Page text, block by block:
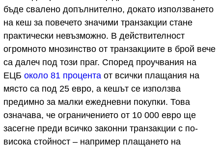
бъде свалено допълнително, докато използването
на кеш за повечето значими транзакции стане
практически невъзможно. В действителност
огромното мнозинство от транзакциите в брой вече
са далеч под този праг. Според проучвания на
ЕЦБ около 81 процента от всички плащания на
място са под 25 евро, а кешът се използва
предимно за малки ежедневни покупки. Това
означава, че ограничението от 10 000 евро ще
засегне преди всичко законни транзакции с по-
висока стойност – например плащането на